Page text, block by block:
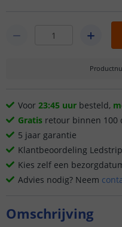
Voor 23:45 uur besteld,
Gratis retour binnen 100
5 jaar garantie
Klantbeoordeling
Kies zelf een
Advies nodig? Neem
Omschrijving